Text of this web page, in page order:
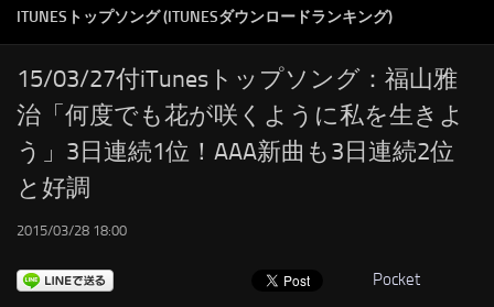
RSS
LINKS
ITUNESトップソング (ITUNESダウンロードランキング)
15/03/27付iTunesトップソング：福山雅
治「何度でも花が咲くように私を生きよ
う」3日連続1位！AAA新曲も3日連続2位
と好調
2015/03/28 18:00
Pocket